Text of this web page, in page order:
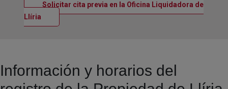
Solicitar cita previa en la Oficina Liquidadora de
Llíria Ventana nueva
Información y horarios del